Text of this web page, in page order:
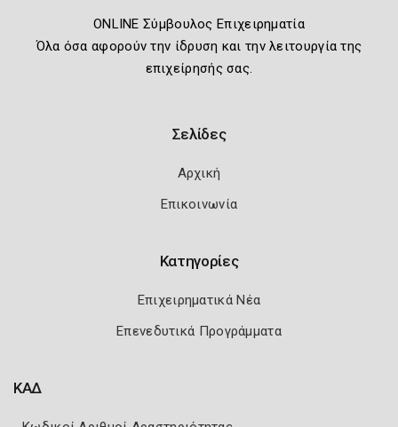
ONLINE Σύμβουλος Επιχειρηματία
Όλα όσα αφορούν την ίδρυση και την λειτουργία της
επιχείρησής σας.
Σελίδες
Αρχική
Επικοινωνία
Κατηγορίες
Επιχειρηματικά Νέα
Επενεδυτικά Προγράμματα
ΚΑΔ